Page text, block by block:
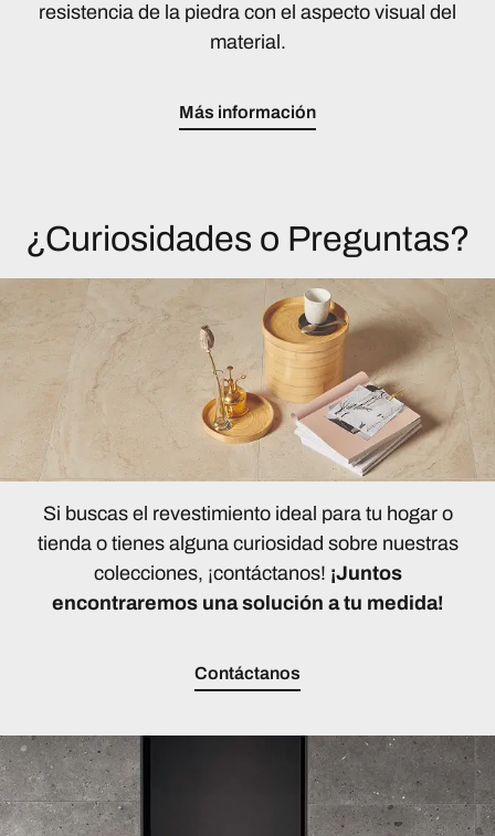
resistencia de la piedra con el aspecto visual del
material.
Más información
¿Curiosidades o Preguntas?
Si buscas el revestimiento ideal para tu hogar o
tienda o tienes alguna curiosidad sobre nuestras
colecciones, ¡contáctanos! ¡Juntos
encontraremos una solución a tu medida!
Contáctanos